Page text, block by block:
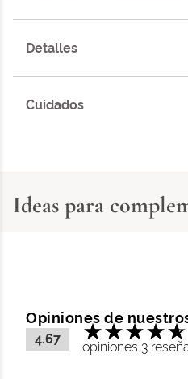
Detalles
Cuidados
Ideas para
Opiniones de
4.67
opiniones 3